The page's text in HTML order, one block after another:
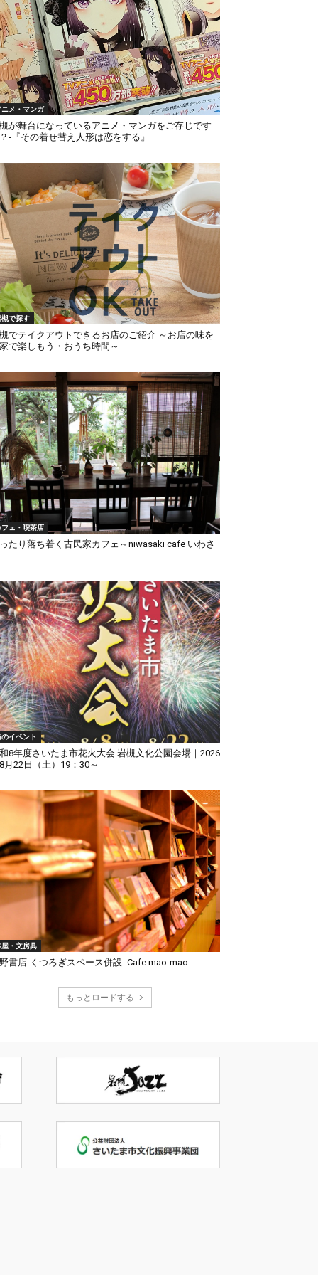
メ・マンガ
が舞台になっているアニメ・マンガをご存じです
-『その着せ替え人形は恋をする』
で探す
でテイクアウトできるお店のご紹介 ～お店の味を
で楽しもう・おうち時間～
ェ・喫茶店
たり落ち着く古民家カフェ～niwasaki cafe いわさ
イベント
8年度さいたま市花火大会 岩槻文化公園会場｜2026
月22日（土）19：30～
・文房具
書店-くつろぎスペース併設- Cafe mao-mao
もっとロードする